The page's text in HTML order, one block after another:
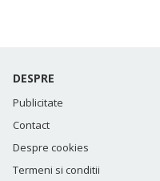
DESPRE
Publicitate
Contact
Despre cookies
Termeni si conditii